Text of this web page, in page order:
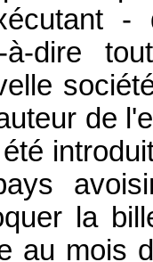
à-dire
de
la
au mois